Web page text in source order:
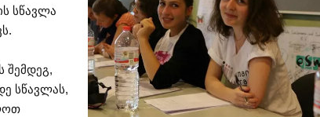
სწავლა
შემდეგ,
სწავლას,